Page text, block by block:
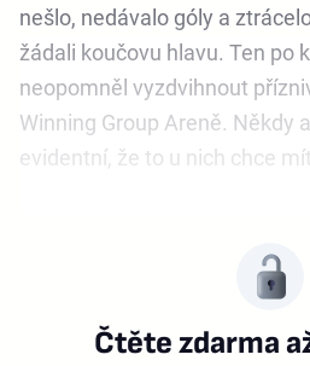
nešlo, nedávalo góly a
žádali koučovu hlavu. Ten po
neopomněl vyzdvihnout
Winning Group Areně. Někdy
evidentní, že to u nich chce
Čtěte zdarma